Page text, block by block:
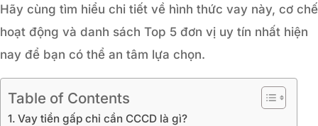
Hãy cùng tìm hiểu chi tiết về hình thức vay này, cơ chế
hoạt động và danh sách Top 5 đơn vị uy tín nhất hiện
nay để bạn có thể an tâm lựa chọn.
Table of Contents
Vay tiền gấp chỉ cần CCCD là gì?